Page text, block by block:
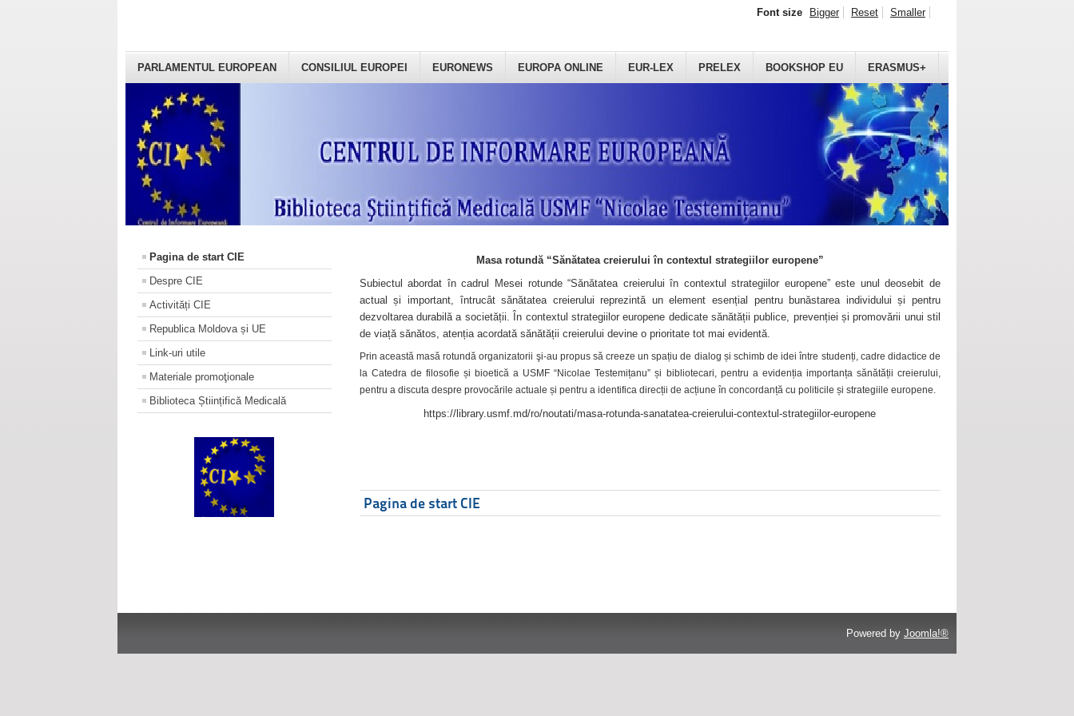
PARLAMENTUL EUROPEAN CONSILIUL EUROPEI EURONEWS EUROPA ONLINE EUR-LEX PRELEX BOOKSHOP EU ERASMUS+
Font size Bigger Reset Smaller
Pagina de start CIE
Despre CIE
Activități CIE
Republica Moldova și UE
Link-uri utile
Materiale promoţionale
Biblioteca Științifică Medicală
Masa rotundă “Sănătatea creierului în contextul strategiilor europene”
Subiectul abordat în cadrul Mesei rotunde “Sănătatea creierului în contextul strategiilor europene” este unul deosebit de
actual și important, întrucât sănătatea creierului reprezintă un element esențial pentru bunăstarea individului și pentru
dezvoltarea durabilă a societății. În contextul strategiilor europene dedicate sănătății publice, prevenției și promovării unui stil
de viață sănătos, atenția acordată sănătății creierului devine o prioritate tot mai evidentă.
Prin această masă rotundă organizatorii şi-au propus să creeze un spațiu de dialog și schimb de idei între studenți, cadre didactice de
la Catedra de filosofie și bioetică a USMF “Nicolae Testemițanu” și bibliotecari, pentru a evidenția importanța sănătății creierului,
pentru a discuta despre provocările actuale și pentru a identifica direcții de acțiune în concordanță cu politicile și strategiile europene.
https://library.usmf.md/ro/noutati/masa-rotunda-sanatatea-creierului-contextul-strategiilor-europene
Pagina de start CIE
Powered by Joomla!®